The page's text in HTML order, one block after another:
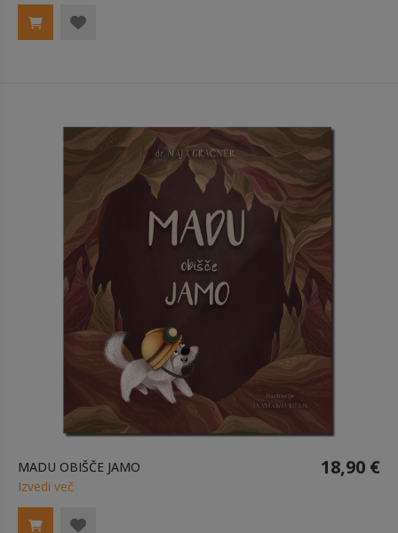
MADU OBIŠČE JAMO 18,90 €
Izvedi več